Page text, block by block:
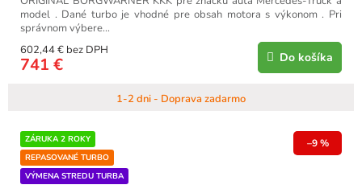
1-2 dni - Doprava zadarmo
602,44 € bez DPH
741 € Do košíka
model . Dané turbo je vhodné pre obsah motora s výkonom . Pri
správnom výbere...
ZÁRUKA 2 ROKY
REPASOVANÉ TURBO
VÝMENA STREDU TURBA
–9 %